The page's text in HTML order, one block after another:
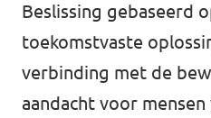
Beslissing gebaseerd
toekomstvaste
verbinding met de
aandacht voor